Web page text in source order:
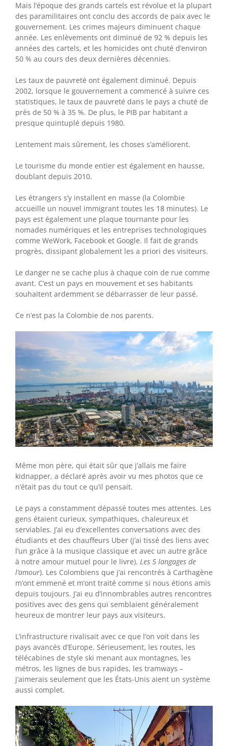
Mais l’époque des grands cartels est révolue et la plupart
des paramilitaires ont conclu des accords de paix avec le
gouvernement. Les crimes majeurs diminuent chaque
année. Les enlèvements ont diminué de 92 % depuis les
années des cartels, et les homicides ont chuté d’environ
50 % au cours des deux dernières décennies.
Les taux de pauvreté ont également diminué. Depuis
2002, lorsque le gouvernement a commencé à suivre ces
statistiques, le taux de pauvreté dans le pays a chuté de
près de 50 % à 35 %. De plus, le PIB par habitant a
presque quintuplé depuis 1980.
Lentement mais sûrement, les choses s’améliorent.
Le tourisme du monde entier est également en hausse,
doublant depuis 2010.
Les étrangers s’y installent en masse (la Colombie
accueille un nouvel immigrant toutes les 18 minutes). Le
pays est également une plaque tournante pour les
nomades numériques et les entreprises technologiques
comme WeWork, Facebook et Google. Il fait de grands
progrès, dissipant globalement les a priori des visiteurs.
Le danger ne se cache plus à chaque coin de rue comme
avant. C’est un pays en mouvement et ses habitants
souhaitent ardemment se débarrasser de leur passé.
Ce n’est pas la Colombie de nos parents.
Même mon père, qui était sûr que j’allais me faire
kidnapper, a déclaré après avoir vu mes photos que ce
n’était pas du tout ce qu’il pensait.
Le pays a constamment dépassé toutes mes attentes. Les
gens étaient curieux, sympathiques, chaleureux et
serviables. J’ai eu d’excellentes conversations avec des
étudiants et des chauffeurs Uber (j’ai tissé des liens avec
l’un grâce à la musique classique et avec un autre grâce
à notre amour mutuel pour le livre). Les 5 langages de
l’amour). Les Colombiens que j’ai rencontrés à Carthagène
m’ont emmené et m’ont traité comme si nous étions amis
depuis toujours. J’ai eu d’innombrables autres rencontres
positives avec des gens qui semblaient généralement
heureux de montrer leur pays aux visiteurs.
L’infrastructure rivalisait avec ce que l’on voit dans les
pays avancés d’Europe. Sérieusement, les routes, les
télécabines de style ski menant aux montagnes, les
métros, les lignes de bus rapides, les tramways –
j’aimerais seulement que les États-Unis aient un système
aussi complet.